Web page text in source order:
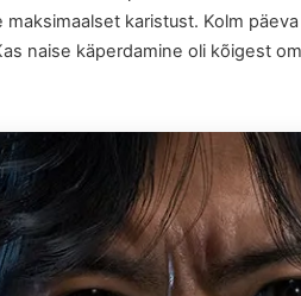
karistust. Kolm
naise käperdamine oli kõigest